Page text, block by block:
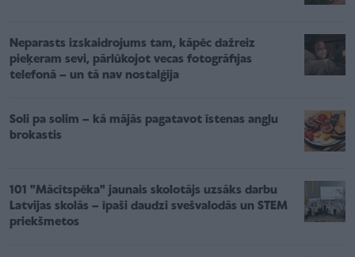
Neparasts izskaidrojums tam, kāpēc dažreiz
pieķeram sevi, pārlūkojot vecas fotogrāfijas
telefonā – un tā nav nostalģija
Soli pa solim – kā mājās pagatavot īstenas angļu
brokastis
101 "Mācītspēka" jaunais skolotājs uzsāks darbu
Latvijas skolās – īpaši daudzi svešvalodās un STEM
priekšmetos